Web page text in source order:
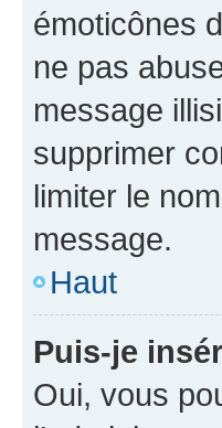
émoticônes
ne pas
message
supprimer
limiter le
message.
Haut
Puis-je
Oui, vous